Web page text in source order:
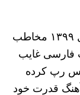
با منتشر کردن آهنگ تو کجا بودی در سال ۱۳۹۹ مخاطب
فارسی غایب
رپ کرده
آهنگ قدرت خود